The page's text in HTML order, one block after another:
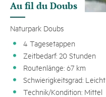
Au fil du Doubs
Naturpark Doubs
4 Tagesetappen
Zeitbedarf: 20 Stunden
Routenlänge: 67 km
Schwierigkeitsgrad: Leicht
Technik/Kondition: Mittel